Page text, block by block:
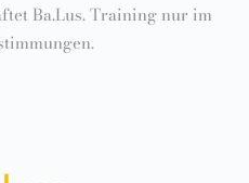
Ba.Lus. Training nur im